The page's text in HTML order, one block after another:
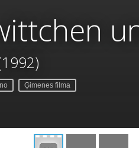
Ģimenes filma